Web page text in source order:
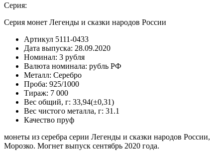
Серия:
Серия монет Легенды и сказки народов России
Артикул 5111-0433
Дата выпуска: 28.09.2020
Номинал: 3 рубля
Валюта номинала: рубль РФ
Металл: Серебро
Проба: 925/1000
Тираж: 7 000
Вес общий, г: 33,94(±0,31)
Вес чистого металла, г: 31.1
Качество пруф
монеты из серебра серии Легенды и сказки народов России,
Морозко. Могнет выпуск сентябрь 2020 года.